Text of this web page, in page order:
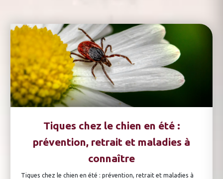
Tiques chez le chien en été :
prévention, retrait et maladies à
connaître
Tiques chez le chien en été : prévention, retrait et maladies à